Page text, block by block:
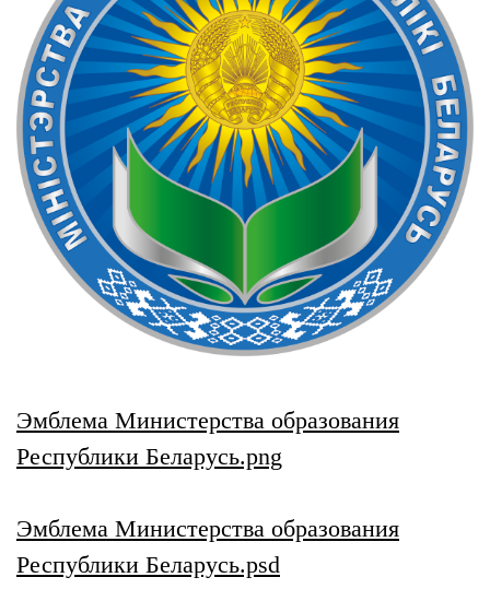
Эмблема Министерства образования
Республики Беларусь.png
Эмблема Министерства образования
Республики Беларусь.psd